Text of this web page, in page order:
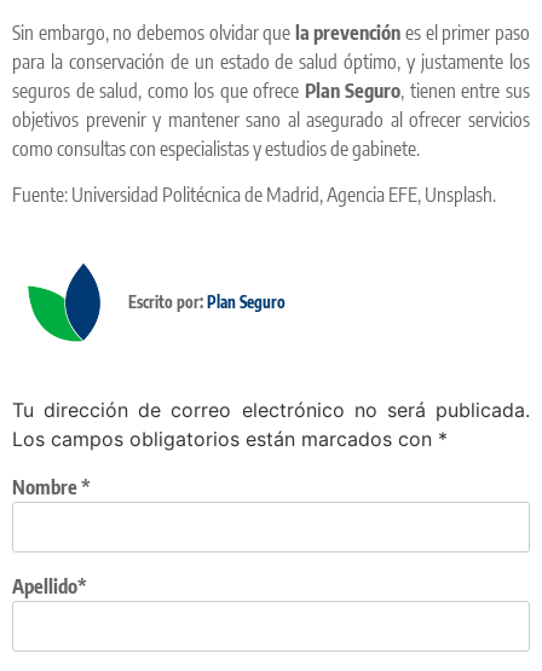
Sin embargo, no debemos olvidar que la prevención es el primer paso
para la conservación de un estado de salud óptimo, y justamente los
seguros de salud, como los que ofrece Plan Seguro, tienen entre sus
objetivos prevenir y mantener sano al asegurado al ofrecer servicios
como consultas con especialistas y estudios de gabinete.
Fuente: Universidad Politécnica de Madrid, Agencia EFE, Unsplash.
Escrito por:Plan Seguro
Tu dirección de correo electrónico no será publicada.
Los campos obligatorios están marcados con *
Apellido*
Nombre*